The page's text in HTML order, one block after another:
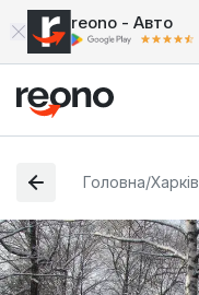
reono - Авто
Головна/Харків